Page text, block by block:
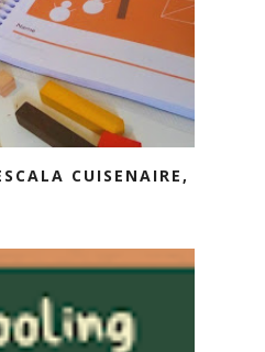
CUISENAIRE,